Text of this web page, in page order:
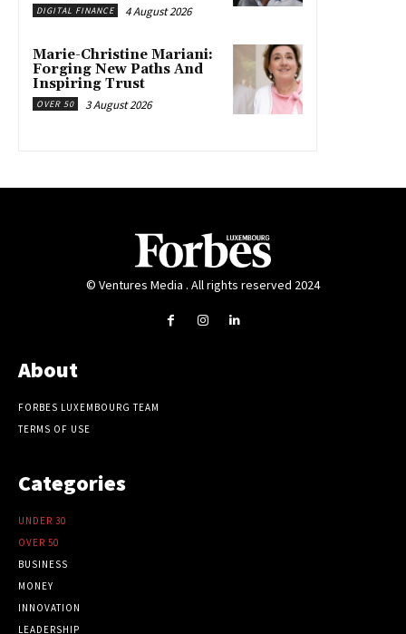
DIGITAL FINANCE 4 August 2026
Marie-Christine Mariani:
Forging New Paths And
Inspiring Trust
OVER 50 3 August 2026
© Ventures Media . All rights reserved 2024
About
FORBES LUXEMBOURG TEAM
TERMS OF USE
Categories
UNDER 30
OVER 50
BUSINESS
MONEY
INNOVATION
LEADERSHIP